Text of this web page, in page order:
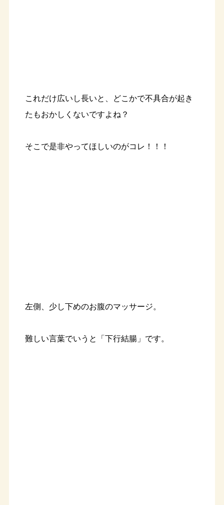
これだけ広いし長いと、どこかで不具合が起き
たもおかしくないですよね？
そこで是非やってほしいのがコレ！！！
左側、少し下めのお腹のマッサージ。
難しい言葉でいうと「下行結腸」です。